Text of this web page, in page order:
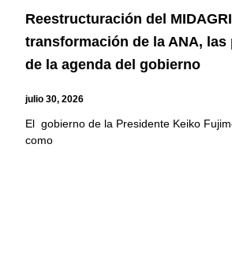
Reestructuración del
transformación de la ANA,
de la agenda del gobierno
julio 30, 2026
El gobierno de la Presidente Keiko
como